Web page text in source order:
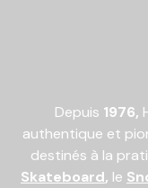
Depuis 1976,
authentique et
destinés à la
Skateboard, le